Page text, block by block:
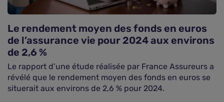
Le rendement moyen des fonds en euros
de l’assurance vie pour 2024 aux environs
de 2,6 %
Le rapport d’une étude réalisée par France Assureurs a
révélé que le rendement moyen des fonds en euros se
situerait aux environs de 2,6 % pour 2024.